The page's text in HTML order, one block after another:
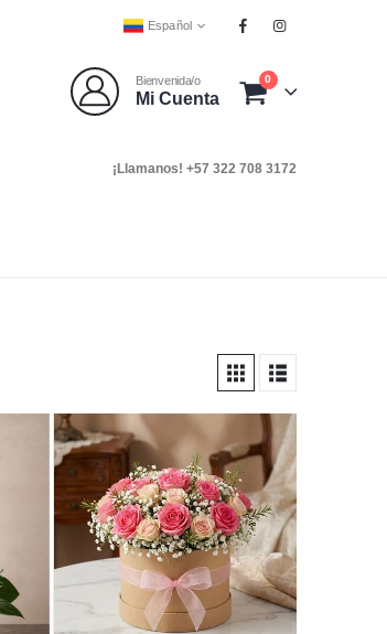
Español
Bienvenida/o
Mi Cuenta
0
¡Llamanos! +57 322 708 3172